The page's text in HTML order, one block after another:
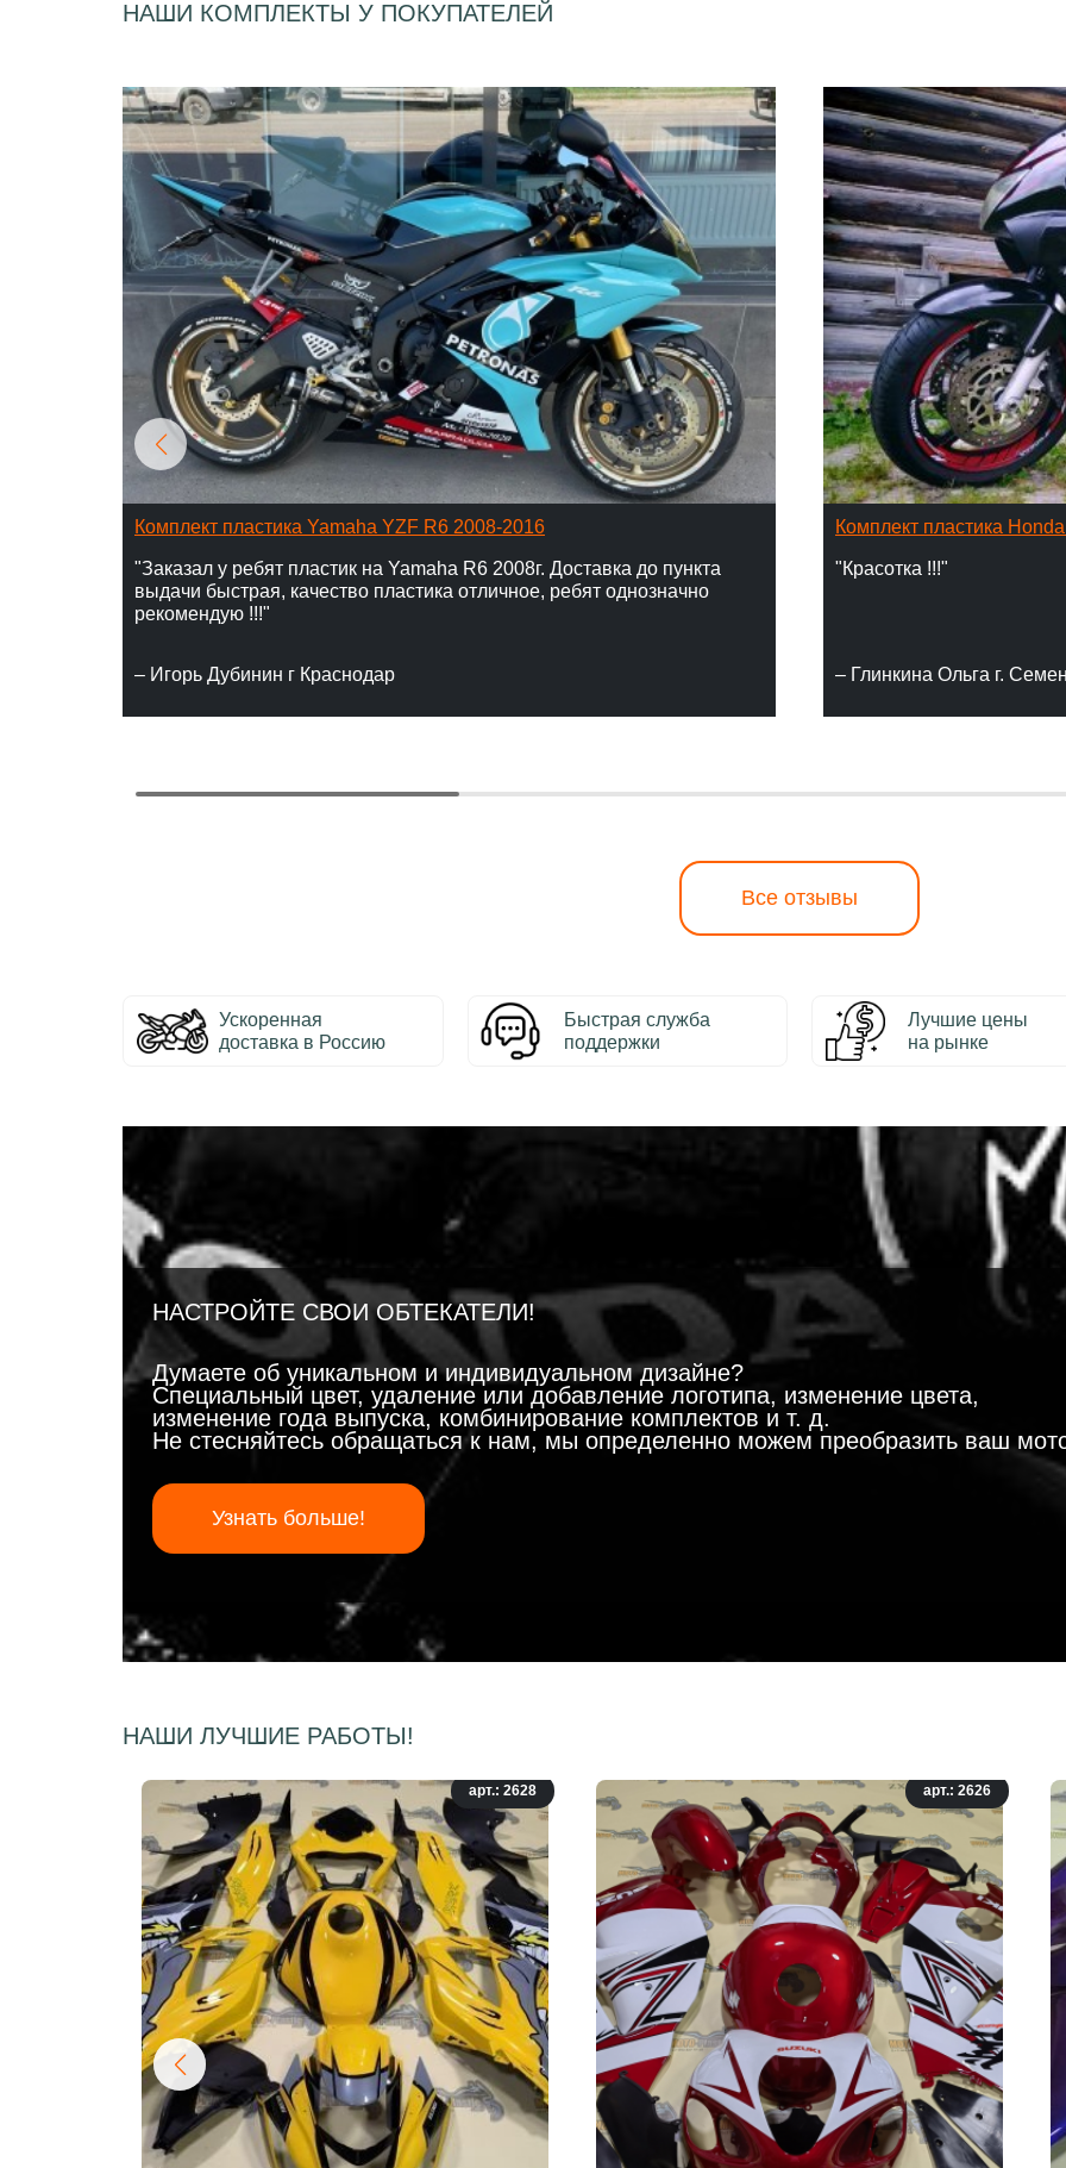
НАШИ КОМПЛЕКТЫ У ПОКУПАТЕЛЕЙ
Комплект пластика Yamaha YZF R6 2008-2016
"Заказал у ребят пластик на Yamaha R6 2008г. Доставка до пункта
выдачи быстрая, качество пластика отличное, ребят однозначно
рекомендую !!!"
– Игорь Дубинин г Краснодар
Комплект пластика
"Красотка !!!"
– Глинкина Ольга г.
Все отзывы
Ускоренная
доставка в Россию
Быстрая служба
поддержки
Лучшие цены
на рынке
НАСТРОЙТЕ СВОИ ОБТЕКАТЕЛИ!
Думаете об уникальном и индивидуальном дизайне?
Специальный цвет, удаление или добавление логотипа, изменение цвета,
изменение года выпуска, комбинирование комплектов и т. д.
Не стесняйтесь обращаться к нам, мы определенно можем преобразить ваш
Узнать больше!
НАШИ ЛУЧШИЕ РАБОТЫ!
арт.: 2628 арт.: 2626